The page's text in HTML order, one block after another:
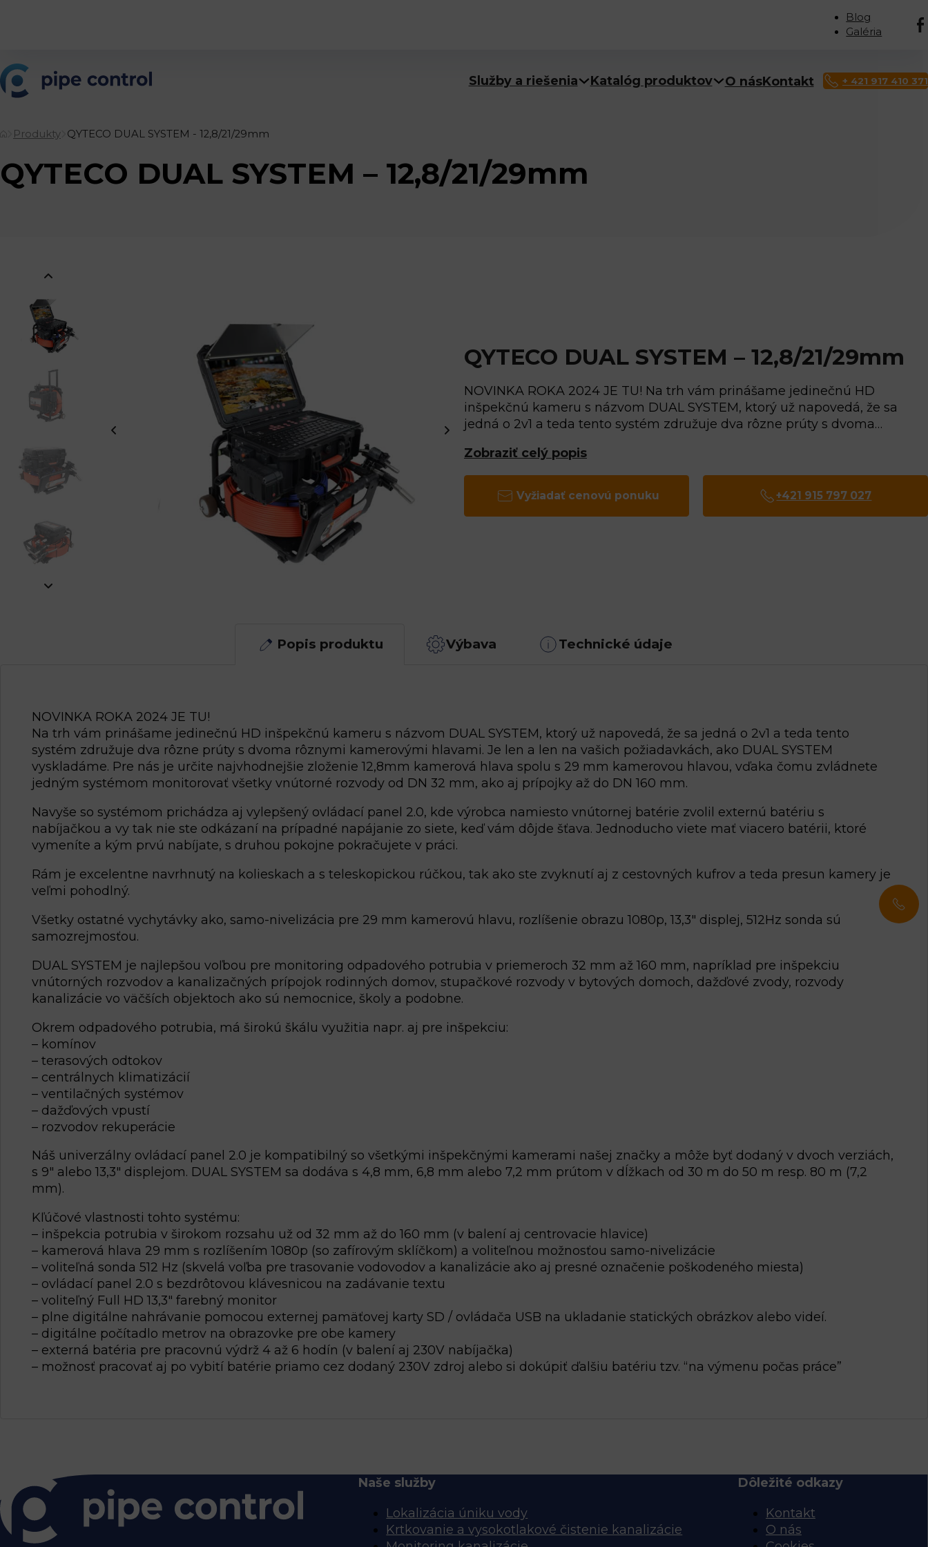
Blog
Galéria
Služby a riešenia Katalóg produktov O násKontakt + 421 917 410 371
Produkty QYTECO DUAL SYSTEM - 12,8/21/29mm
QYTECO DUAL SYSTEM – 12,8/21/29mm
QYTECO DUAL SYSTEM – 12,8/21/29mm
NOVINKA ROKA 2024 JE TU! Na trh vám prinášame jedinečnú HD
inšpekčnú kameru s názvom DUAL SYSTEM, ktorý už napovedá, že sa
jedná o 2v1 a teda tento systém združuje dva rôzne prúty s dvoma…
Zobraziť celý popis
Vyžiadať cenovú ponuku +421 915 797 027
Popis produktu Výbava Technické údaje
NOVINKA ROKA 2024 JE TU!
Na trh vám prinášame jedinečnú HD inšpekčnú kameru s názvom DUAL SYSTEM, ktorý už napovedá, že sa jedná o 2v1 a teda tento
systém združuje dva rôzne prúty s dvoma rôznymi kamerovými hlavami. Je len a len na vašich požiadavkách, ako DUAL SYSTEM
vyskladáme. Pre nás je určite najvhodnejšie zloženie 12,8mm kamerová hlava spolu s 29 mm kamerovou hlavou, vďaka čomu zvládnete
jedným systémom monitorovať všetky vnútorné rozvody od DN 32 mm, ako aj prípojky až do DN 160 mm.
Navyše so systémom prichádza aj vylepšený ovládací panel 2.0, kde výrobca namiesto vnútornej batérie zvolil externú batériu s
nabíjačkou a vy tak nie ste odkázaní na prípadné napájanie zo siete, keď vám dôjde šťava. Jednoducho viete mať viacero batérii, ktoré
vymeníte a kým prvú nabíjate, s druhou pokojne pokračujete v práci.
Rám je excelentne navrhnutý na kolieskach a s teleskopickou rúčkou, tak ako ste zvyknutí aj z cestovných kufrov a teda presun kamery je
veľmi pohodlný.
Všetky ostatné vychytávky ako, samo-nivelizácia pre 29 mm kamerovú hlavu, rozlíšenie obrazu 1080p, 13,3″ displej, 512Hz sonda sú
samozrejmosťou.
DUAL SYSTEM je najlepšou voľbou pre monitoring odpadového potrubia v priemeroch 32 mm až 160 mm, napríklad pre inšpekciu
vnútorných rozvodov a kanalizačných prípojok rodinných domov, stupačkové rozvody v bytových domoch, dažďové zvody, rozvody
kanalizácie vo väčších objektoch ako sú nemocnice, školy a podobne.
Okrem odpadového potrubia, má širokú škálu využitia napr. aj pre inšpekciu:
– komínov
– terasových odtokov
– centrálnych klimatizácií
– ventilačných systémov
– dažďových vpustí
– rozvodov rekuperácie
Náš univerzálny ovládací panel 2.0 je kompatibilný so všetkými inšpekčnými kamerami našej značky a môže byť dodaný v dvoch verziách,
s 9″ alebo 13,3″ displejom. DUAL SYSTEM sa dodáva s 4,8 mm, 6,8 mm alebo 7,2 mm prútom v dĺžkach od 30 m do 50 m resp. 80 m (7,2
mm).
Kľúčové vlastnosti tohto systému:
– inšpekcia potrubia v širokom rozsahu už od 32 mm až do 160 mm (v balení aj centrovacie hlavice)
– kamerová hlava 29 mm s rozlíšením 1080p (so zafírovým sklíčkom) a voliteľnou možnosťou samo-nivelizácie
– voliteľná sonda 512 Hz (skvelá voľba pre trasovanie vodovodov a kanalizácie ako aj presné označenie poškodeného miesta)
– ovládací panel 2.0 s bezdrôtovou klávesnicou na zadávanie textu
– voliteľný Full HD 13,3″ farebný monitor
– plne digitálne nahrávanie pomocou externej pamäťovej karty SD / ovládača USB na ukladanie statických obrázkov alebo videí.
– digitálne počítadlo metrov na obrazovke pre obe kamery
– externá batéria pre pracovnú výdrž 4 až 6 hodín (v balení aj 230V nabíjačka)
– možnosť pracovať aj po vybití batérie priamo cez dodaný 230V zdroj alebo si dokúpiť ďalšiu batériu tzv. “na výmenu počas práce”
Naše služby
Lokalizácia úniku vody
Krtkovanie a vysokotlakové čistenie kanalizácie
Dôležité odkazy
Kontakt
O nás